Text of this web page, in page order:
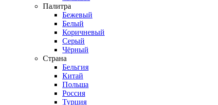
Палитра
Бежевый
Белый
Коричневый
Серый
Чёрный
Страна
Бельгия
Китай
Польша
Россия
Турция